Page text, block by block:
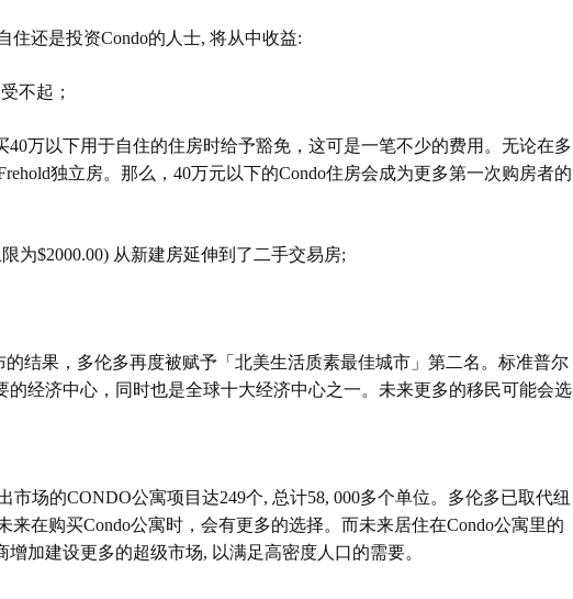
住还是投资Condo的人士, 将从中收益:
不起；
40万以下用于自住的住房时给予豁免 ， 这可是一笔不少的费用 。 无论在多
独立房。那么， 40万元以下的Condo住房会成为更多第一次购房者的
限为$2000.00) 从新建房延伸到了二手交易房;
的结果，多伦多再度被赋予「北美生活质素最佳城市」第二名 。标准普尔
经济中心，同时也是全球十大经济中心之一。未来更多的移民可能会选
市场的CONDO公寓项目达249个, 总计58, 000多个单位。多伦多已取代纽
来在购买Condo公寓时，会有更多的选择。而未来居住在Condo公寓里的
增加建设更多的超级市场, 以满足高密度人口的需要。